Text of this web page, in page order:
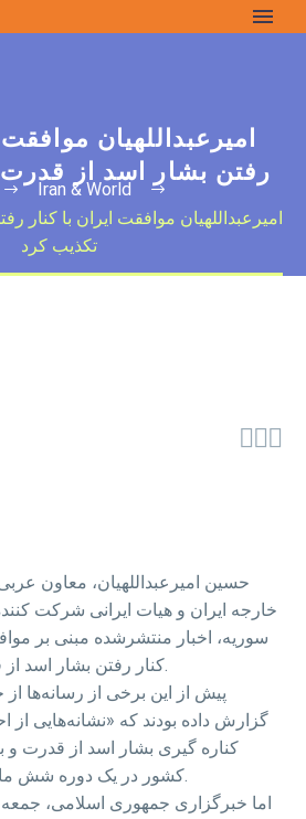
امیرعبداللهیان موافقت
رفتن بشار اسد از
Iran & World
امیرعبداللهیان موافقت ایران با کنار
تکذیب کرد

حسین امیرعبداللهیان، معاون
خارجه ایران و هیات ایرانی شرکت
سوریه، اخبار منتشرشده مبنی بر
کنار رفتن بشار اسد از قدرت را تکذیب کرده‌اند.
پیش از این برخی از رسانه‌ها
گزارش داده بودند که «نشانه‌هایی از
کناره گیری بشار اسد از قدرت و
کشور در یک دوره شش ماهه، مشاهده شده است.
اما خبرگزاری جمهوری اسلامی،